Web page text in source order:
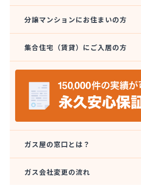
(株)アサイ
(株)いけだ
(株)エネサンス関東 茨城営業所
(株)エネサンス関東 鹿嶋事業所
(株)エルピオ 鹿島営業所
(株)エルピオ 石岡営業所
(株)エルピオ 茨城西営業所
(株)オオウチ商事
(株)サイサン かすみがうら営業所
(株)サイサン 下妻営業所
(株)たびや
分譲マンションにお住まいの方
集合住宅（賃貸）にご入居の方
ガス屋の窓口とは？
ガス会社変更の流れ